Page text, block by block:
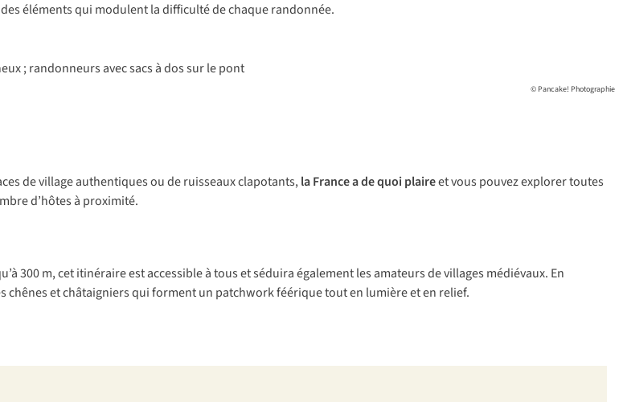
éléments qui modulent la difficulté de chaque randonnée.
© Pancake! Photographie
de village authentiques ou de ruisseaux clapotants,la France a de quoi plaireet vous pouvez explorer toutes
d’hôtes à proximité.
300 m, cet itinéraire est accessible à tous et séduira également les amateurs de villages médiévaux. En
chênes et châtaigniers qui forment un patchwork féérique tout en lumière et en relief.